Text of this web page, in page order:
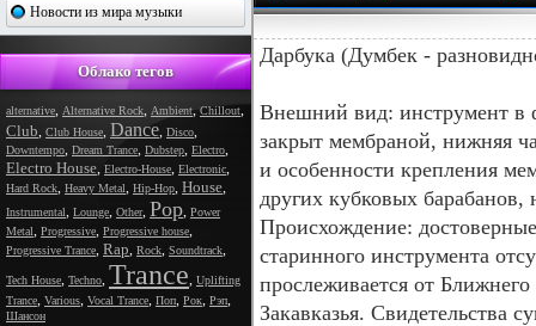
Новости из мира музыки
Облако тегов
alternative, Alternative Rock, Ambient, Chillout,
Club, Club House, Dance, Disco,
Downtempo, Dream Trance, Dubstep, Electro,
Electro House, Electro-House, Electronic,
Hard Rock, Heavy Metal, Hip-Hop, House,
Instrumental, Lounge, Other, Pop, Power
Metal, Progressive, Progressive house,
Progressive Trance, Rap, Rock, Soundtrack,
Tech House, Techno, Trance, Uplifting
Trance, Various, Vocal Trance, Поп, Рок, Рэп,
Шансон
Дарбука (Думбек -
Внешний вид: инструмент в
закрыт мембраной, нижняя
и особенности крепления
других кубковых
Происхождение:
старинного инструмента
прослеживается от
Закавказья. Свидетельства